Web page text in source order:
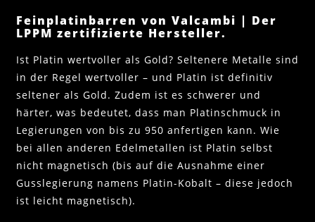
Feinplatinbarren von Valcambi | Der
LPPM zertifizierte Hersteller.
Ist Platin wertvoller als Gold? Seltenere Metalle sind
in der Regel wertvoller – und Platin ist definitiv
seltener als Gold. Zudem ist es schwerer und
härter, was bedeutet, dass man Platinschmuck in
Legierungen von bis zu 950 anfertigen kann. Wie
bei allen anderen Edelmetallen ist Platin selbst
nicht magnetisch (bis auf die Ausnahme einer
Gusslegierung namens Platin-Kobalt – diese jedoch
ist leicht magnetisch).